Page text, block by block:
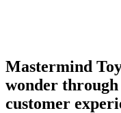
Mastermind
wonder
customer